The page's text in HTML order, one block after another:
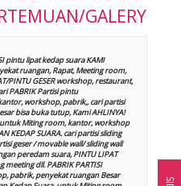
GALERY
pintu lipat kedap suara KAMI
ruangan, Rapat, Meeting room,
PINTU GESER workshop, restaurant,
PABRIK Partisi pintu
workshop, pabrik,, cari partisi
bisa buka tutup, Kami AHLINYA!
Miting room, kantor, workshop
KEDAP SUARA. cari partisi sliding
geser / movable wall/ sliding wall
peredam suara, PINTU LIPAT
meeting dll. PABRIK PARTISI
pabrik, penyekat ruangan Besar